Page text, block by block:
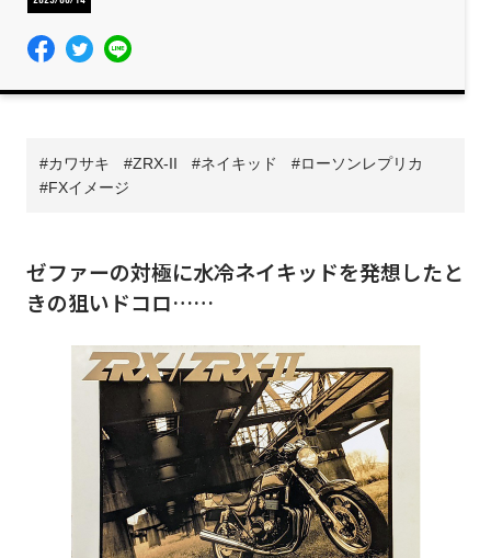
カワサキ ZRX-II ネイキッド
ローソンレプリカ
FXイメージ
ゼファーの対極に水冷ネイキッドを発想したと
きの狙いドコロ……